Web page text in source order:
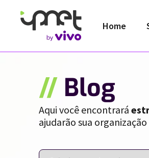
Home
// Blog
Aqui você encontrará
ajudarão sua